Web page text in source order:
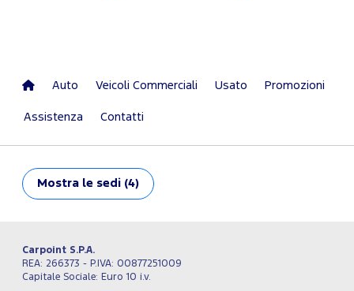
Auto Veicoli Commerciali Usato Promozioni
Assistenza Contatti
Mostra le sedi (4)
Carpoint S.P.A.
REA: 266373 - P.IVA: 00877251009
Capitale Sociale: Euro 10 i.v.